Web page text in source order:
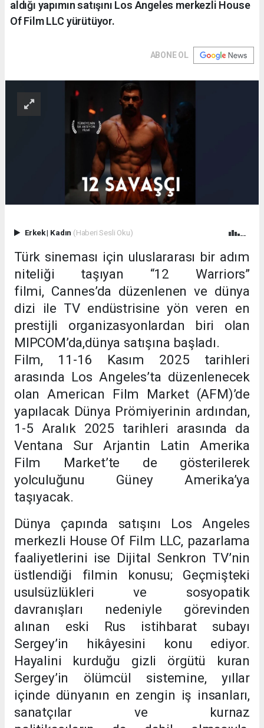
aldığı yapımın satışını Los Angeles merkezli House
Of Film LLC yürütüyor.
ABONE OL
Erkek| Kadın (Haberi Sesli Oku)
Türk sineması için uluslararası bir adım
niteliği taşıyan “12 Warriors”
filmi, Cannes’da düzenlenen ve dünya
dizi ile TVendüstrisine yön veren en
prestijli organizasyonlardan biri olan
MIPCOM’da,dünya satışına başladı.
Film, 11-16 Kasım 2025 tarihleri
arasında Los Angeles’ta düzenlenecek
olan American Film Market (AFM)’de
yapılacak Dünya Prömiyerinin ardından,
1-5 Aralık 2025 tarihleri arasında da
Ventana Sur Arjantin Latin Amerika
Film Market’te de gösterilerek
yolculuğunu Güney Amerika’ya
taşıyacak.
Dünya çapında satışını Los Angeles
merkezli House Of Film LLC, pazarlama
faaliyetlerini ise Dijital Senkron TV’nin
üstlendiği filmin konusu; Geçmişteki
usulsüzlükleri ve sosyopatik
davranışları nedeniyle görevinden
alınan eski Rus istihbarat subayı
Sergey’in hikâyesini konu ediyor.
Hayalini kurduğu gizli örgütü kuran
Sergey’in ölümcül sistemine, yıllar
içinde dünyanın en zengin iş insanları,
sanatçılar ve kurnaz